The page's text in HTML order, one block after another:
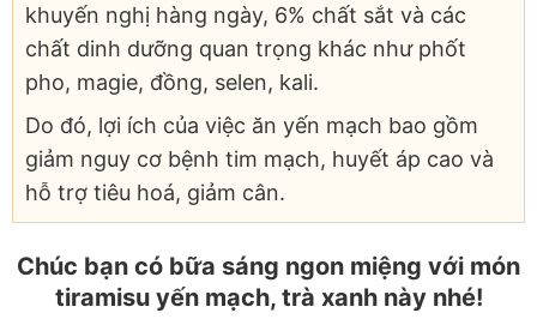
khuyến nghị hàng ngày, 6% chất sắt và các
chất dinh dưỡng quan trọng khác như phốt
pho, magie, đồng, selen, kali.
Do đó, lợi ích của việc ăn yến mạch bao gồm
giảm nguy cơ bệnh tim mạch, huyết áp cao và
hỗ trợ tiêu hoá, giảm cân.
Chúc bạn có bữa sáng ngon miệng với món
tiramisu yến mạch, trà xanh này nhé!